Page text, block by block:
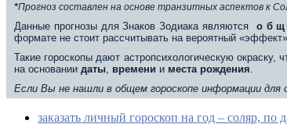
*Прогноз составлен на основе транзитных аспектов к
Данные прогнозы для Знаков Зодиака являются о б
формате не стоит рассчитывать на вероятный
Такие гороскопы дают астропсихологическую
на основании даты времени и места рождения
Если Вы не нашли в общем гороскопе информации
заказать личный гороскоп на год – соляр, по